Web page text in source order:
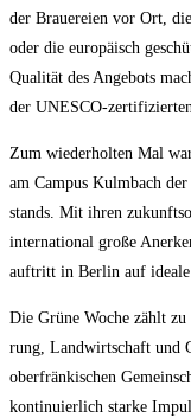
der Braue­rei­en vor Ort,
oder die euro­pä­isch
Qua­li­tät des Ange­bots
der UNESCO-
Zum wie­der­hol­ten Mal
am Cam­pus Kulm­bach
stands. Mit ihren
inter­na­tio­nal gro­ße
auf­tritt in Ber­lin auf idea­le
Die Grü­ne Woche zählt
rung, Land­wirt­schaft und
ober­frän­ki­schen
kon­ti­nu­ier­lich star­ke